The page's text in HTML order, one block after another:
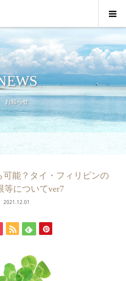
お知らせ
能？タイ・フィリピンの
等についてver7
2021.12.01